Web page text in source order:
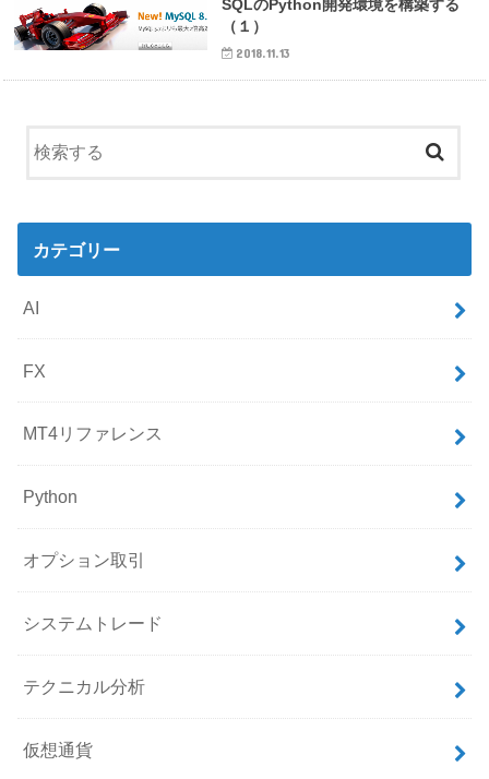
SQLのPython開発環境を構築する
（１）
2018.11.13
カテゴリー
AI
FX
MT4リファレンス
Python
オプション取引
システムトレード
テクニカル分析
仮想通貨